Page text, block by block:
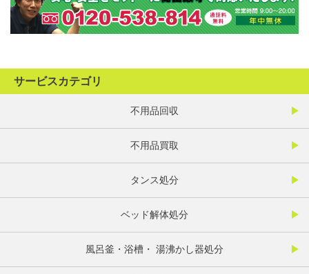
サービスカテゴリ
不用品回収
不用品買取
タンス処分
ベッド解体処分
風呂釜・浴槽・ 湯沸かし器処分